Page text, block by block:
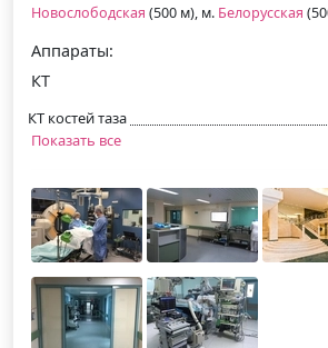
Новослободская (500 м), м. Белорусская
Аппараты:
КТ
КТ костей таза
Показать все